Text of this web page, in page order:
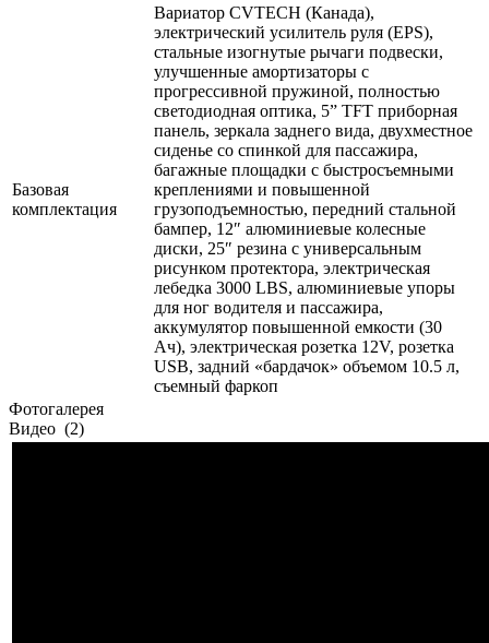
Базовая
комплектация
Вариатор CVTECH (Канада),
электрический усилитель руля (EPS),
стальные изогнутые рычаги подвески,
улучшенные амортизаторы с
прогрессивной пружиной, полностью
светодиодная оптика, 5” TFT приборная
панель, зеркала заднего вида, двухместное
сиденье со спинкой для пассажира,
багажные площадки с быстросъемными
креплениями и повышенной
грузоподъемностью, передний стальной
бампер, 12″ алюминиевые колесные
диски, 25″ резина с универсальным
рисунком протектора, электрическая
лебедка 3000 LBS, алюминиевые упоры
для ног водителя и пассажира,
аккумулятор повышенной емкости (30
Ач), электрическая розетка 12V, розетка
USB, задний «бардачок» объемом 10.5 л,
съемный фаркоп
Фотогалерея
Видео (2)